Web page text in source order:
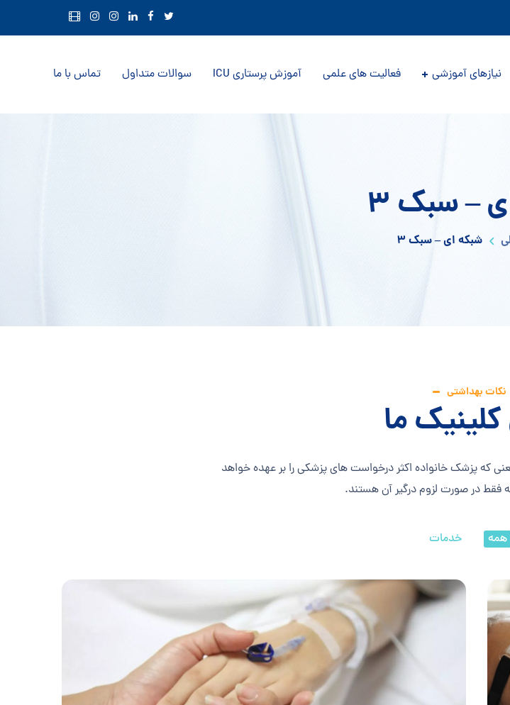
نیازهای آموزشی فعالیت های علمی آموزش پرستاری ICU سوالات متداول تماس با ما
– سبک ۳
شبکه ای – سبک ۳
نکات بهداشتی
کلینیک ما
که پزشک خانواده اکثر درخواست های پزشکی را بر عهده خواهد
در صورت لزوم درگیر آن هستند.
همه خدمات
انتقال بیمار